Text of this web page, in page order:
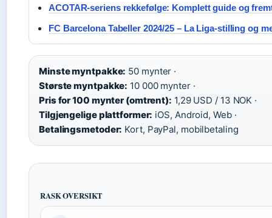
ACOTAR-seriens rekkefølge: Komplett guide og
FC Barcelona Tabeller 2024/25 – La Liga-stilling og
Minste myntpakke: 50 mynter ·
Største myntpakke: 10 000 mynter ·
Pris for 100 mynter (omtrent): 1,29 USD / 13 NOK ·
Tilgjengelige plattformer: iOS, Android, Web ·
Betalingsmetoder: Kort, PayPal, mobilbetaling
RASK OVERSIKT